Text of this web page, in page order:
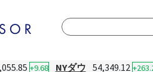
+9.68 NYダウ 54,349.12